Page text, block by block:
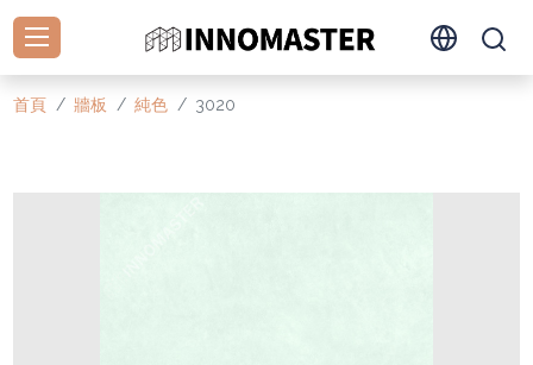
首頁 牆板 純色 3020